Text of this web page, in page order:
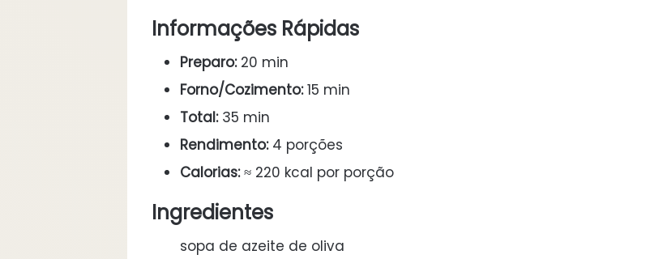
Informações Rápidas
Preparo:20 min
Forno/Cozimento:15 min
Total:35 min
Rendimento:4 porções
Calorias:≈ 220 kcal por porção
Ingredientes
sopa de azeite de oliva